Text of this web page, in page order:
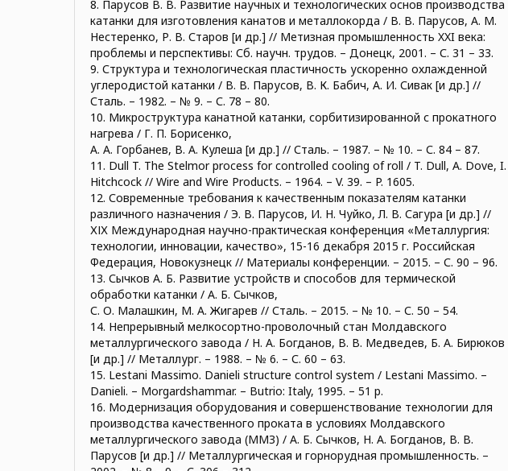
8. Парусов В. В. Развитие научных и технологических основ производства
катанки для изготовления канатов и металлокорда / В. В. Парусов, А. М.
Нестеренко, Р. В. Старов [и др.] // Метизная промышленность XXI века:
проблемы и перспективы: Сб. научн. трудов. – Донецк, 2001. – С. 31 – 33.
9. Структура и технологическая пластичность ускоренно охлажденной
углеродистой катанки / В. В. Парусов, В. К. Бабич, А. И. Сивак [и др.] //
Сталь. – 1982. – № 9. – С. 78 – 80.
10. Микроструктура канатной катанки, сорбитизированной с прокатного
нагрева / Г. П. Борисенко,
А. А. Горбанев, В. А. Кулеша [и др.] // Сталь. – 1987. – № 10. – С. 84 – 87.
11. Dull T. The Stelmor process for controlled cooling of roll / T. Dull, A. Dove, I.
Hitchcock // Wire and Wire Products. – 1964. – V. 39. – P. 1605.
12. Современные требования к качественным показателям катанки
различного назначения / Э. В. Парусов, И. Н. Чуйко, Л. В. Сагура [и др.] //
ХІХ Международная научно-практическая конференция «Металлургия:
технологии, инновации, качество», 15-16 декабря 2015 г. Российская
Федерация, Новокузнецк // Материалы конференции. – 2015. – С. 90 – 96.
13. Сычков А. Б. Развитие устройств и способов для термической
обработки катанки / А. Б. Сычков,
С. О. Малашкин, М. А. Жигарев // Сталь. – 2015. – № 10. – С. 50 – 54.
14. Непрерывный мелкосортно-проволочный стан Молдавского
металлургического завода / Н. А. Богданов, В. В. Медведев, Б. А. Бирюков
[и др.] // Металлург. – 1988. – № 6. – С. 60 – 63.
15. Lestani Massimo. Danieli structure control system / Lestani Massimo. –
Danieli. – Morgardshammar. – Butrio: Italy, 1995. – 51 р.
16. Модернизация оборудования и совершенствование технологии для
производства качественного проката в условиях Молдавского
металлургического завода (ММЗ) / А. Б. Сычков, Н. А. Богданов, В. В.
Парусов [и др.] // Металлургическая и горнорудная промышленность. –